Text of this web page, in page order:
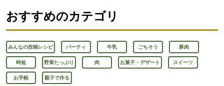
おすすめのカテゴリ
みんなの投稿レシピ パーティ 牛乳 ごちそう 豚肉
時短 野菜たっぷり 肉 お菓子・デザート スイーツ
お手軽 親子で作る